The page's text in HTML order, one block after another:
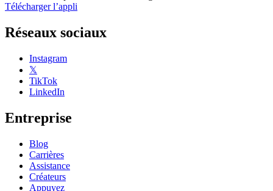
Télécharger l’appli
Réseaux sociaux
Instagram
𝕏
TikTok
LinkedIn
Entreprise
Blog
Carrières
Assistance
Créateurs
Appuyez